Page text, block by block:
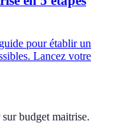
pour établir un
Lancez votre
sur budget maitrise.